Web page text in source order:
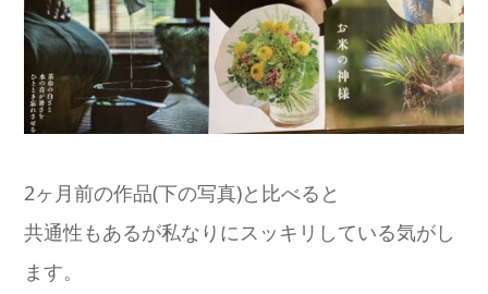
2ヶ月前の作品(下の写真)と比べると
共通性もあるが私なりにスッキリしている気がし
ます。